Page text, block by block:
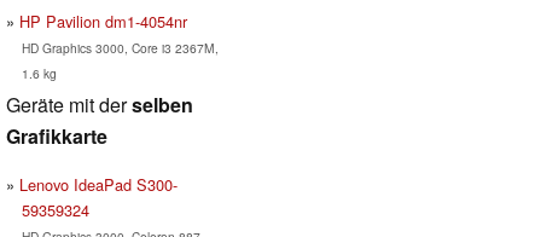
HP Pavilion dm1-4054nr
HD Graphics 3000, Core i3 2367M,
1.6 kg
Geräte mit derselben
Grafikkarte
Lenovo IdeaPad S300-
59359324